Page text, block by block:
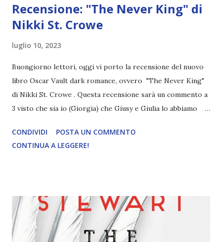
Recensione: "The Never King" di
Nikki St. Crowe
luglio 10, 2023
Buongiorno lettori, oggi vi porto la recensione del nuovo
libro Oscar Vault dark romance, ovvero "The Never King"
di Nikki St. Crowe . Questa recensione sarà un commento a
3 visto che sia io (Giorgia) che Giusy e Giulia lo abbiamo
Pagine: 204 Editore: Oscar Vault Mondadori
Pubblicazione: 6 Giugno 2023 Traduttore: Maria Concetta
Ma tornano sempre distrutte. Oggi compio diciotto anni e
la mamma si sta affannando a sbarrare porte e finestre. Non
servirà a niente. Perché non appena scenderà la notte, lui
CONDIVIDI
POSTA UN COMMENTO
CONTINUA A LEGGERE!